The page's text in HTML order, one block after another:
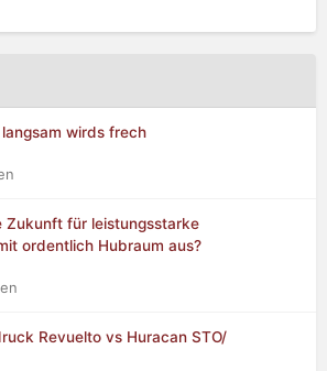
wirds frech
Zukunft für leistungsstarke
ordentlich Hubraum aus?
Revuelto vs Huracan STO/